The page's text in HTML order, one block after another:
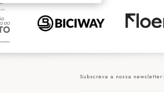
Subscreva a nossa newsletter: